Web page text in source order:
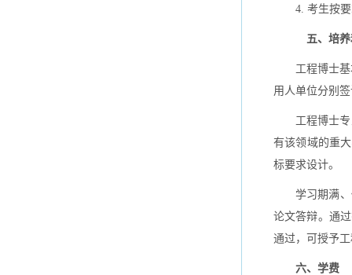
4. 考生按
五、培
工程博士
用人单位分别
工程博士
有该领域的重
标要求设计。
学习期满
论文答辩。通
通过，可授予
六、学费